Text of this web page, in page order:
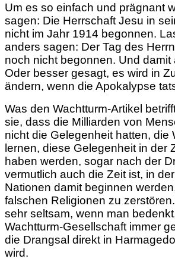
Um es so einfach und prägnant
sagen: Die Herrschaft Jesu in
nicht im Jahr 1914 begonnen.
anders sagen: Der Tag des
noch nicht begonnen. Und damit
Oder besser gesagt, es wird in
ändern, wenn die Apokalypse
Was den Wachtturm-Artikel
sie, dass die Milliarden von
nicht die Gelegenheit hatten, die
lernen, diese Gelegenheit in der
haben werden, sogar nach der
vermutlich auch die Zeit ist, in
Nationen damit beginnen
falschen Religionen zu
sehr seltsam, wenn man
Wachtturm-Gesellschaft immer
die Drangsal direkt in
wird.